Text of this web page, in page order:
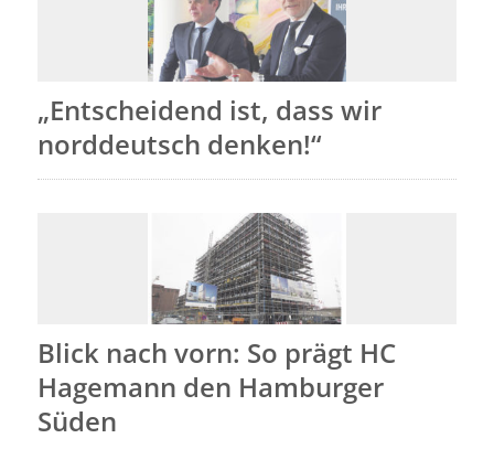
„Entscheidend ist, dass wir
norddeutsch denken!“
Blick nach vorn: So prägt HC
Hagemann den Hamburger
Süden